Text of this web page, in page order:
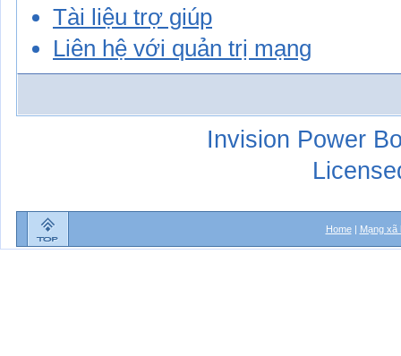
Tài liệu trợ giúp
Liên hệ với quản trị mạng
Invision Power
Home| Mạng xã